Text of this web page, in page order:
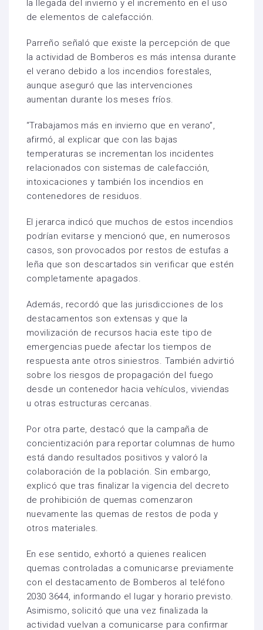
la llegada del invierno y el incremento en el uso
de elementos de calefacción.
Parreño señaló que existe la percepción de que
la actividad de Bomberos es más intensa durante
el verano debido a los incendios forestales,
aunque aseguró que las intervenciones
aumentan durante los meses fríos.
“Trabajamos más en invierno que en verano”,
afirmó, al explicar que con las bajas
temperaturas se incrementan los incidentes
relacionados con sistemas de calefacción,
intoxicaciones y también los incendios en
contenedores de residuos.
El jerarca indicó que muchos de estos incendios
podrían evitarse y mencionó que, en numerosos
casos, son provocados por restos de estufas a
leña que son descartados sin verificar que estén
completamente apagados.
Además, recordó que las jurisdicciones de los
destacamentos son extensas y que la
movilización de recursos hacia este tipo de
emergencias puede afectar los tiempos de
respuesta ante otros siniestros. También advirtió
sobre los riesgos de propagación del fuego
desde un contenedor hacia vehículos, viviendas
u otras estructuras cercanas.
Por otra parte, destacó que la campaña de
concientización para reportar columnas de humo
está dando resultados positivos y valoró la
colaboración de la población. Sin embargo,
explicó que tras finalizar la vigencia del decreto
de prohibición de quemas comenzaron
nuevamente las quemas de restos de poda y
otros materiales.
En ese sentido, exhortó a quienes realicen
quemas controladas a comunicarse previamente
con el destacamento de Bomberos al teléfono
2030 3644, informando el lugar y horario previsto.
Asimismo, solicitó que una vez finalizada la
actividad vuelvan a comunicarse para confirmar